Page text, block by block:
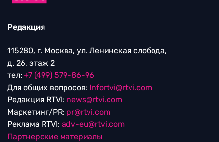
Редакция
115280, г. Москва, ул. Ленинская слобода,
д. 26, этаж 2
тел: +7 (499) 579-86-96
Для общих вопросов: Infortvi@rtvi.com
Редакция RTVI: news@rtvi.com
Маркетинг/PR: pr@rtvi.com
Реклама RTVI: adv-eu@rtvi.com
Партнерские материалы